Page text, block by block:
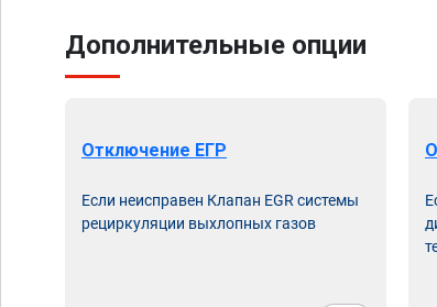
Дополнительные опции
Отключение ЕГР
Если неисправен Клапан EGR системы
рециркуляции выхлопных газов